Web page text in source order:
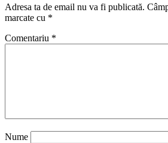
Adresa ta de email nu va fi publicată.
marcate cu *
Comentariu *
Nume